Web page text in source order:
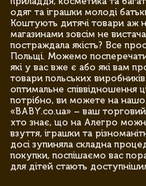
одяг та іграшки молоді
Коштують дитячі товари аж
магазинами зовсім не
постраждала якість? Все
Польщі. Можемо
які у вас вже є або які вам
товари польських
оптимальне співвідношення
потрібно, ви можете на
«BABY.co.ua» – ваш
хто знає, що на Алегро
взуття, іграшки та
досі зупиняла складна
покупки, поспішаємо вас
для дітей стають